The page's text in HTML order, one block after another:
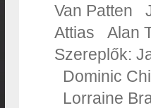
Van Patten
Attias
Alan
Szereplők:
Dominic
Lorraine